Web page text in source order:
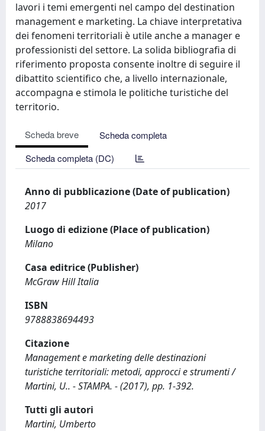
lavori i temi emergenti nel campo del destination
management e marketing. La chiave interpretativa
dei fenomeni territoriali è utile anche a manager e
professionisti del settore. La solida bibliografia di
riferimento proposta consente inoltre di seguire il
dibattito scientifico che, a livello internazionale,
accompagna e stimola le politiche turistiche del
territorio.
Scheda breve
Scheda completa
Scheda completa (DC)
Anno di pubblicazione (Date of publication)
2017
Luogo di edizione (Place of publication)
Milano
Casa editrice (Publisher)
McGraw Hill Italia
ISBN
9788838694493
Citazione
Management e marketing delle destinazioni
turistiche territoriali: metodi, approcci e strumenti /
Martini, U.. - STAMPA. - (2017), pp. 1-392.
Tutti gli autori
Martini, Umberto